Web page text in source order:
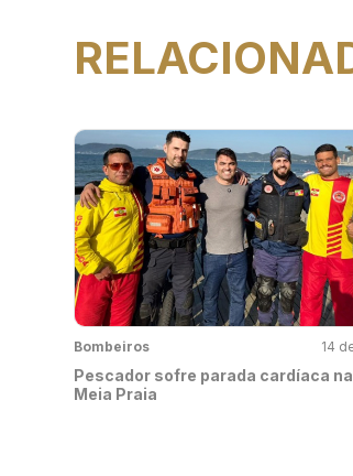
Bombeiros 14
Pescador sofre parada cardíaca na
Meia Praia